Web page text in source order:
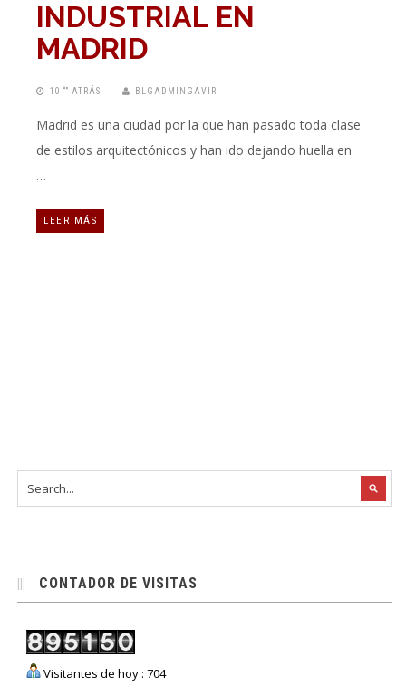
INDUSTRIAL EN
MADRID
10 “” ATRÁS BLGADMINGAVIR
Madrid es una ciudad por la que han pasado toda clase
de estilos arquitectónicos y han ido dejando huella en
…
LEER MÁS
CONTADOR DE VISITAS
Visitantes de hoy : 704